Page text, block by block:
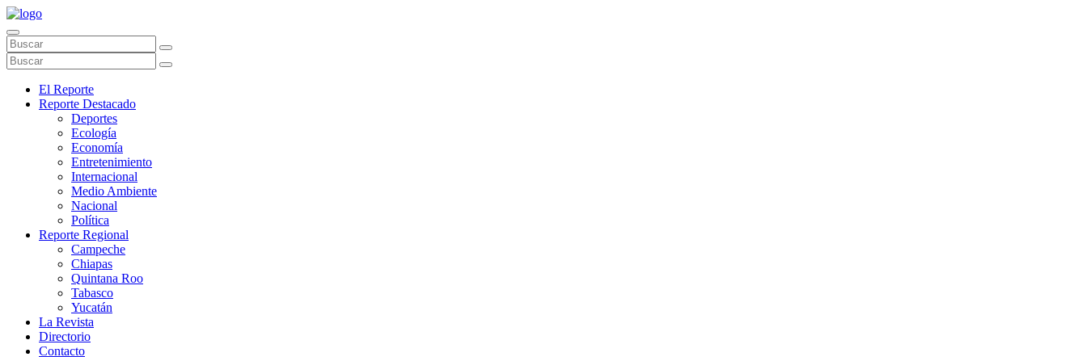
El Reporte
Reporte Destacado
Deportes
Ecología
Economía
Entretenimiento
Internacional
Medio Ambiente
Nacional
Política
Reporte Regional
Campeche
Chiapas
Quintana Roo
Tabasco
Yucatán
La Revista
Directorio
Contacto